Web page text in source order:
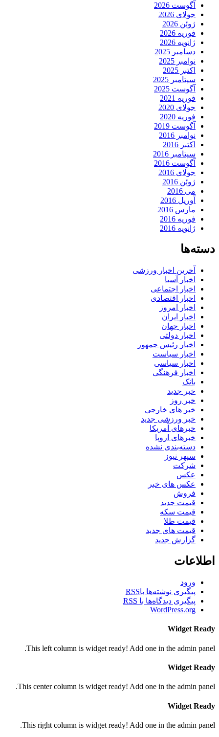
آگوست 2026
جولای 2026
ژوئن 2026
فوریه 2026
ژانویه 2026
دسامبر 2025
نوامبر 2025
اکتبر 2025
سپتامبر 2025
آگوست 2025
فوریه 2021
جولای 2020
فوریه 2020
آگوست 2019
نوامبر 2016
اکتبر 2016
سپتامبر 2016
آگوست 2016
جولای 2016
ژوئن 2016
می 2016
آوریل 2016
مارس 2016
فوریه 2016
ژانویه 2016
دسته‌ها
آخرین اخبار ورزشی
اخبار آسیا
اخبار اجتماعی
اخبار اقتصادی
اخبار امروز
اخبار ایران
اخبار جهان
اخبار دولتی
اخبار رئیس جمهور
اخبار سیاست
اخبار سیاسی
اخبار فرهنگی
بانک
خبر جدید
خبر روز
خبر های خارجی
خبر ورزشی جدید
خبرهای آمریکا
خبرهای اروپا
دسته‌بندی نشده
سپهر نیوز
شرکت
عکس
عکس های خبر
فروش
قیمت جدید
قیمت سکه
قیمت طلا
قیمت های جدید
گزارش جدید
اطلاعات
ورود
پیگیری نوشته‌ها باRSS
پیگیری دیدگاه‌ها با RSS
WordPress.org
Widget Ready
This left column is widget ready! Add one in the admin panel.
Widget Ready
This center column is widget ready! Add one in the admin panel.
Widget Ready
This right column is widget ready! Add one in the admin panel.